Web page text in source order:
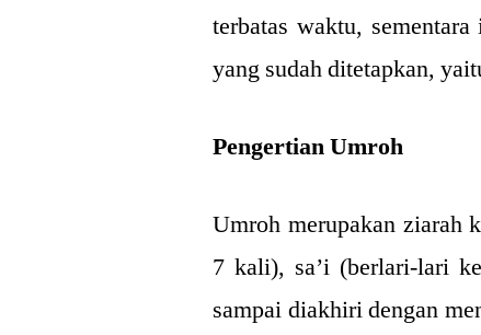
terbatas waktu,
yang sudah ditetapkan,
Pengertian Umroh
Umroh merupakan ziarah
7 kali), sa’i (berlari-lari
sampai diakhiri dengan